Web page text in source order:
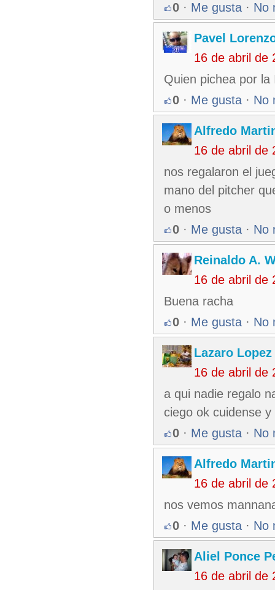
0 · Me gusta · No
Pavel
16 de abril de
Quien pichea por la
0 · Me gusta · No
Alfredo
16 de abril de
nos regalaron el
mano del pitcher
o menos
0 · Me gusta · No
Reinaldo A.
16 de abril de
Buena racha
0 · Me gusta · No
Lazaro Lopez
16 de abril de
a qui nadie regalo
ciego ok cuidense
0 · Me gusta · No
Alfredo
16 de abril de
nos vemos
0 · Me gusta · No
Aliel Ponce
16 de abril de